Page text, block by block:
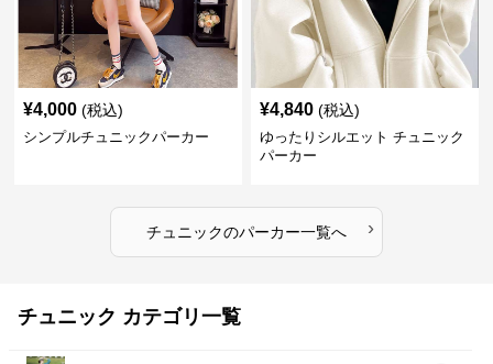
¥4,000 (税込)
シンプルチュニックパーカー
¥4,840 (税込)
ゆったりシルエット チュニック
パーカー
チュニックのパーカー一覧へ ›
チュニック カテゴリ一覧